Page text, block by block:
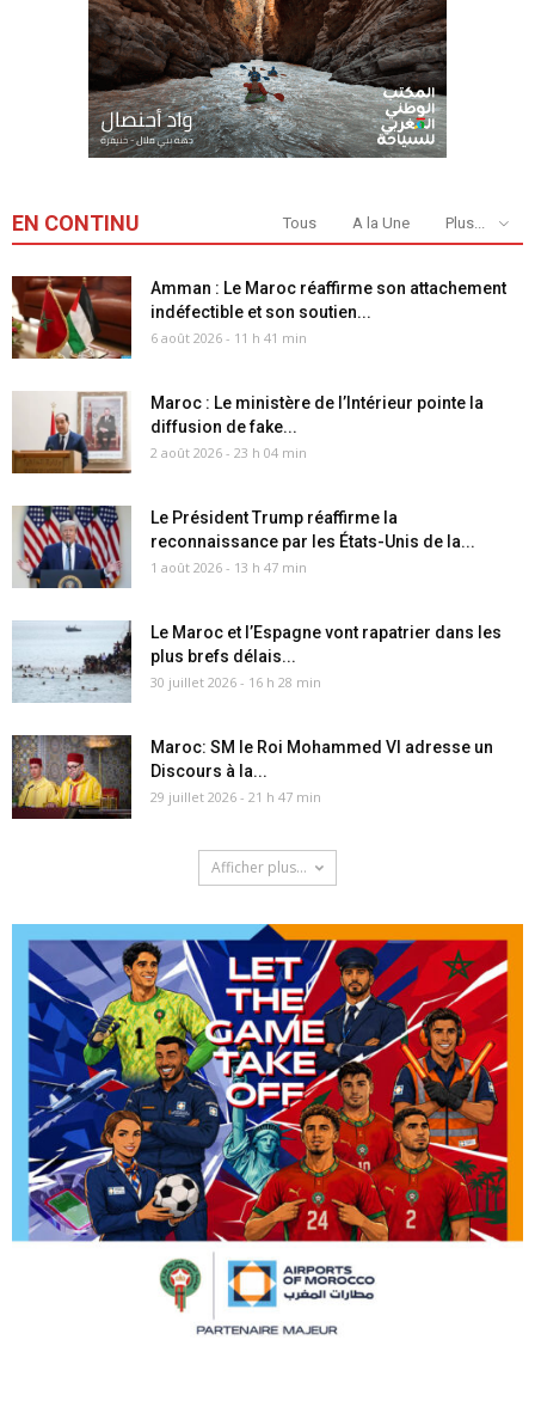
EN CONTINU Tous A la Une Plus...
Amman : Le Maroc réaffirme son attachement
indéfectible et son soutien...
6 août 2026 - 11 h 41 min
Maroc : Le ministère de l’Intérieur pointe la
diffusion de fake...
2 août 2026 - 23 h 04 min
Le Président Trump réaffirme la
reconnaissance par les États-Unis de la...
1 août 2026 - 13 h 47 min
Le Maroc et l’Espagne vont rapatrier dans les
plus brefs délais...
30 juillet 2026 - 16 h 28 min
Maroc: SM le Roi Mohammed VI adresse un
Discours à la...
29 juillet 2026 - 21 h 47 min
Afficher plus...